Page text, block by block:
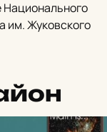
Национального
им. Жуковского